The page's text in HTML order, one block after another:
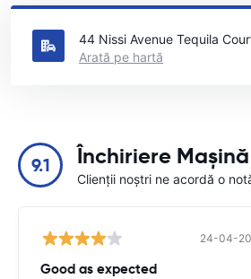
Ayia Napa
44 Nissi Avenue Tequila
Arată pe hartă
9.1 Închiriere
Clienții noștri ne acordă o
24-04-
Good as expected